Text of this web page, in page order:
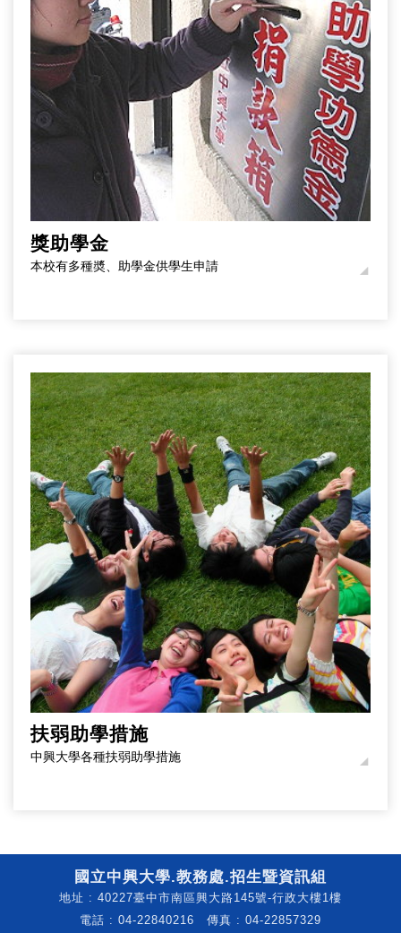
獎助學金
本校有多種奬、助學金供學生申請
扶弱助學措施
中興大學各種扶弱助學措施
國立中興大學.教務處.招生暨資訊組
地址 : 40227臺中市南區興大路145號-行政大樓1樓
電話 : 04-22840216 傳真 : 04-22857329